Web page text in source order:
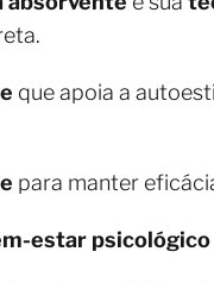
que apoia a
para manter
estar psicológico